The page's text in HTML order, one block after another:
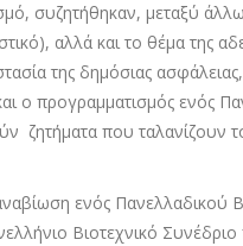
συζητήθηκαν, μεταξύ
αλλά και το θέμα της
της δημόσιας
ο προγραμματισμός ενός
ζητήματα που ταλανίζουν
ενός Πανελλαδικού
Βιοτεχνικό